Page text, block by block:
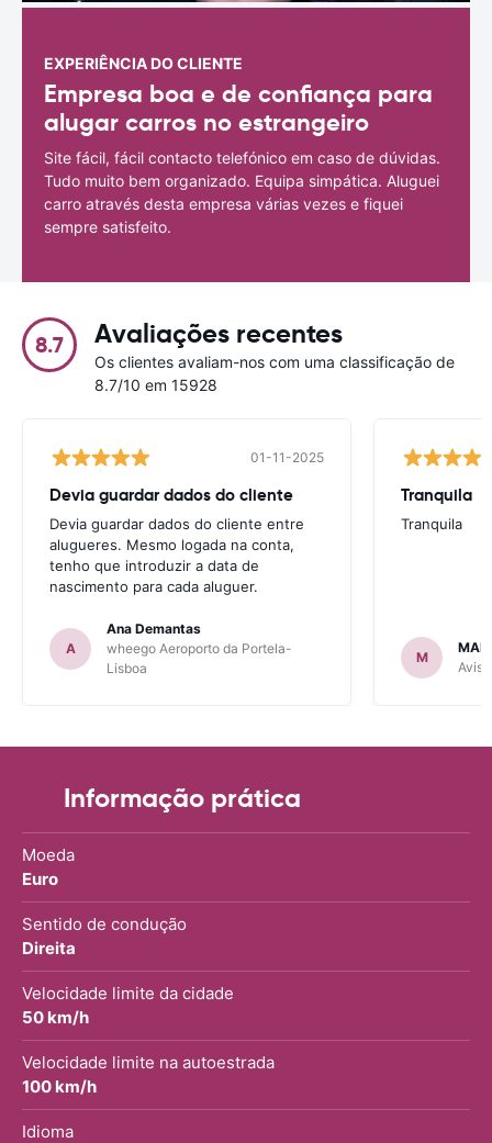
EXPERIÊNCIA DO CLIENTE
Empresa boa e de confiança para
alugar carros no estrangeiro
Site fácil, fácil contacto telefónico em caso de dúvidas.
Tudo muito bem organizado. Equipa simpática. Aluguei
carro através desta empresa várias vezes e fiquei
sempre satisfeito.
8.7 Avaliações recentes
Os clientes avaliam-nos com uma classificação de
8.7/10 em 15928
01-11-2025
Devia guardar dados do cliente
Devia guardar dados do cliente entre
alugueres. Mesmo logada na conta,
tenho que introduzir a data de
nascimento para cada aluguer.
A
Ana Demantas
wheego Aeroporto da Portela-
Lisboa
Tranquila
Tranquila
M
Avis
Informação prática
Moeda
Euro
Sentido de condução
Direita
Velocidade limite da cidade
50 km/h
Velocidade limite na autoestrada
100 km/h
Idioma